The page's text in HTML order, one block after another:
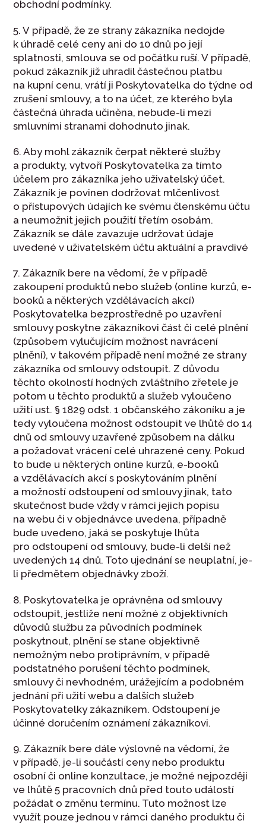
obchodní podmínky.
5. V případě, že ze strany zákazníka nedojde
k úhradě celé ceny ani do 10 dnů po její
splatnosti, smlouva se od počátku ruší. V případě,
pokud zákazník již uhradil částečnou platbu
na kupní cenu, vrátí ji Poskytovatelka do týdne od
zrušení smlouvy, a to na účet, ze kterého byla
částečná úhrada učiněna, nebude-li mezi
smluvními stranami dohodnuto jinak.
6. Aby mohl zákazník čerpat některé služby
a produkty, vytvoří Poskytovatelka za tímto
účelem pro zákazníka jeho uživatelský účet.
Zákazník je povinen dodržovat mlčenlivost
o přístupových údajích ke svému členskému účtu
a neumožnit jejich použití třetím osobám.
Zákazník se dále zavazuje udržovat údaje
uvedené v uživatelském účtu aktuální a pravdivé
7. Zákazník bere na vědomí, že v případě
zakoupení produktů nebo služeb (online kurzů, e-
booků a některých vzdělávacích akcí)
Poskytovatelka bezprostředně po uzavření
smlouvy poskytne zákazníkovi část či celé plnění
(způsobem vylučujícím možnost navrácení
plnění), v takovém případě není možné ze strany
zákazníka od smlouvy odstoupit. Z důvodu
těchto okolností hodných zvláštního zřetele je
potom u těchto produktů a služeb vyloučeno
užití ust. § 1829 odst. 1 občanského zákoníku a je
tedy vyloučena možnost odstoupit ve lhůtě do 14
dnů od smlouvy uzavřené způsobem na dálku
a požadovat vrácení celé uhrazené ceny. Pokud
to bude u některých online kurzů, e-booků
a vzdělávacích akcí s poskytováním plnění
a možností odstoupení od smlouvy jinak, tato
skutečnost bude vždy v rámci jejich popisu
na webu či v objednávce uvedena, případně
bude uvedeno, jaká se poskytuje lhůta
pro odstoupení od smlouvy, bude-li delší než
uvedených 14 dnů. Toto ujednání se neuplatní, je-
li předmětem objednávky zboží.
8. Poskytovatelka je oprávněna od smlouvy
odstoupit, jestliže není možné z objektivních
důvodů službu za původních podmínek
poskytnout, plnění se stane objektivně
nemožným nebo protiprávním, v případě
podstatného porušení těchto podmínek,
smlouvy či nevhodném, urážejícím a podobném
jednání při užití webu a dalších služeb
Poskytovatelky zákazníkem. Odstoupení je
účinné doručením oznámení zákazníkovi.
9. Zákazník bere dále výslovně na vědomí, že
v případě, je-li součástí ceny nebo produktu
osobní či online konzultace, je možné nejpozději
ve lhůtě 5 pracovních dnů před touto událostí
požádat o změnu termínu. Tuto možnost lze
využít pouze jednou v rámci daného produktu či